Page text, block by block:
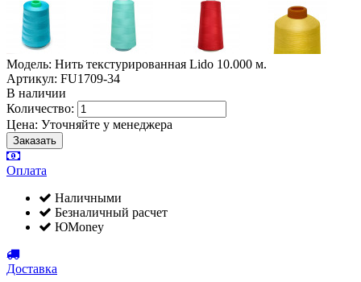
Модель: Нить текстурированная Lido 10.000 м.
Артикул: FU1709-34
В наличии
Количество:
Цена: Уточняйте у менеджера
Оплата
Наличными
Безналичный расчет
ЮMoney
Доставка